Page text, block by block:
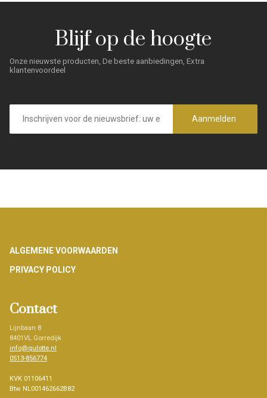
Blijf op de hoogte
Onze nieuwste producten, De beste aanbiedingen, Extra
klantenvoordeel
E-
mailadres
Aanmelden
Footer
ALGEMENE VOORWAARDEN
PRIVACY POLICY
Contact
Lijnbaan 8
8401VL Gorredijk
info@qulotte.nl
0513-856774
KVK 01106411
Btw NL001462662B82